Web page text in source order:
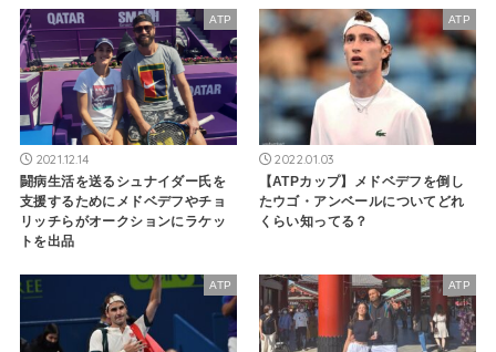
ATP
2021.12.14
闘病生活を送るシュナイダー氏を
支援するためにメドベデフやチョ
リッチらがオークションにラケッ
トを出品
ATP
2022.01.03
【ATPカップ】メドベデフを倒し
たウゴ・アンベールについてどれ
くらい知ってる？
ATP ATP